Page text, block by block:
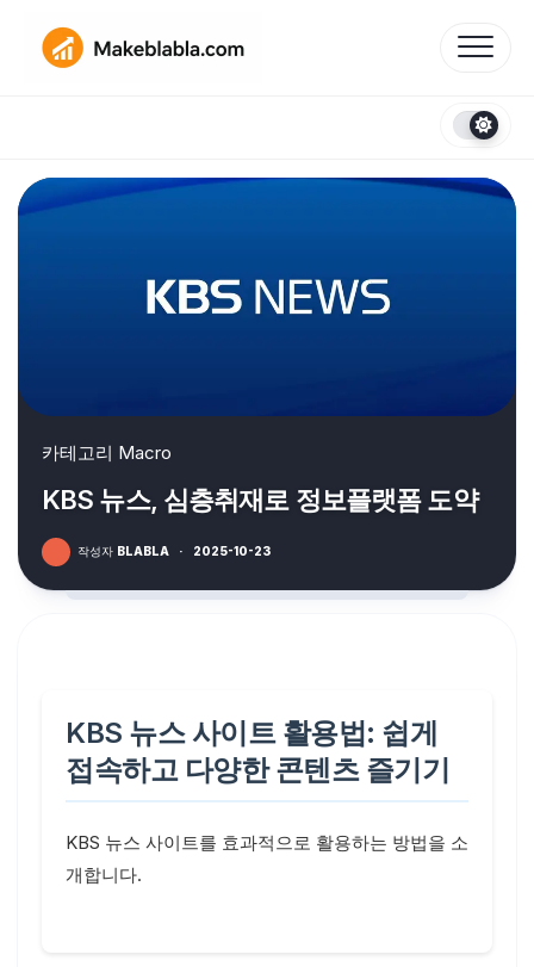
content
카테고리 Macro
KBS 뉴스, 심층취재로 정보플랫폼 도약
작성자 BLABLA · 2025-10-23
KBS 뉴스 사이트 활용법: 쉽게
접속하고 다양한 콘텐츠 즐기기
KBS 뉴스 사이트를 효과적으로 활용하는 방법을 소
개합니다.